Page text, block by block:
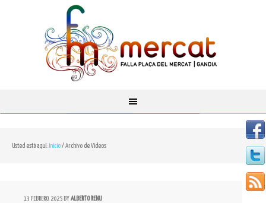
Usted está aquí: Inicio/ Archivo de Videos
13 FEBRERO, 2025 BY ALBERTO RENU